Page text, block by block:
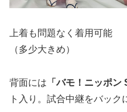
上着も問題なく着用可能
（多少大きめ）
背面には 「バモ！ニッポン
ト入り。試合中継をバック